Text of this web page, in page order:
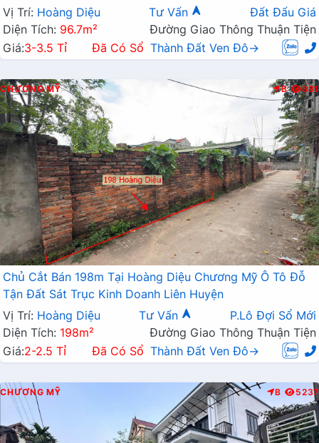
Vị Trí: Hoàng Diệu Tư Vấn
Đất Đấu Giá
Diện Tích: 96.7m²
Đường Giao Thông Thuận Tiện
Giá:3-3.5 Tỉ Đã Có Sổ Thành Đất Ven Đô→
CHƯƠNG MỸ B 881
Chủ Cắt Bán 198m Tại Hoàng Diệu Chương Mỹ Ô Tô Đỗ
Tận Đất Sát Trục Kinh Doanh Liên Huyện
Vị Trí: Hoàng Diệu Tư Vấn
P.Lô Đợi Sổ Mới
Diện Tích: 198m²
Đường Giao Thông Thuận Tiện
Giá:2-2.5 Tỉ Đã Có Sổ Thành Đất Ven Đô→
CHƯƠNG MỸ B 5237